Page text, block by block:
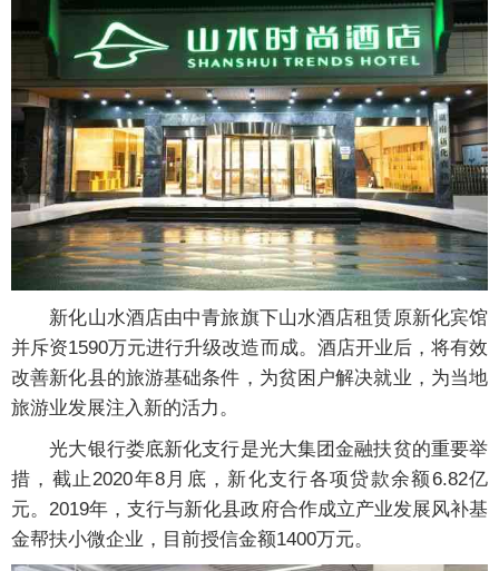
新化山水酒店由中青旅旗下山水酒店租赁原新化宾馆
并斥资1590万元进行升级改造而成。酒店开业后，将有效
改善新化县的旅游基础条件，为贫困户解决就业，为当地
旅游业发展注入新的活力。
光大银行娄底新化支行是光大集团金融扶贫的重要举
措，截止2020年8月底，新化支行各项贷款余额6.82亿
元。2019年，支行与新化县政府合作成立产业发展风补基
金帮扶小微企业，目前授信金额1400万元。